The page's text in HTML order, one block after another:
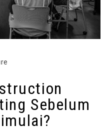
Sebelum